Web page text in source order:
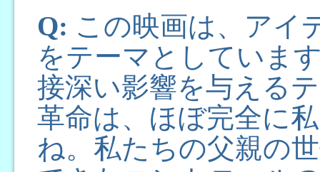
Q: この映画は、アイ
をテーマとしていま
接深い影響を与える
革命は、ほぼ完全に
ね。私たちの父親の